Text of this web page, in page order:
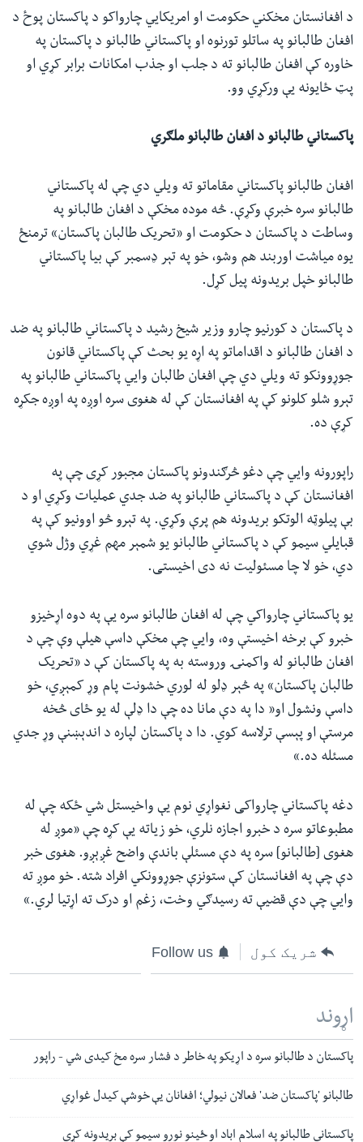
د افغانستان مخکني حکومت او امریکايي چارواکو د پاکستان پوځ د
افغان طالبانو په ساتلو تورنوه او پاکستاني طالبانو د پاکستان په
خاوره کې افغان طالبانو ته د جلب او جذب امکانات برابر کړي او
پټ ځایونه یې ورکړي‌ وو.
پاکستاني طالبانو د افغان طالبانو ملګري
افغان طالبانو پاکستاني‌ مقاماتو ته ویلي دي چې له پاکستاني
طالبانو سره خبرې وکړې. څه موده مخکې د افغان طالبانو په
وساطت د پاکستان د حکومت او «تحریک طالبان پاکستان» ترمنځ
یوه میاشت اوربند هم وشو، خو په تېر ډسمبر کې بیا پاکستاني
طالبانو خپل بریدونه پیل کړل.
د پاکستان د کورنیو چارو وزیر شیخ رشید د پاکستاني طالبانو په ضد
د افغان طالبانو د اقداماتو په اړه یو بحث کې پاکستاني قانون
جوړوونکو ته ویلي دي چې افغان طالبان وايي پاکستاني طالبانو په
تېرو شلو کلونو کې په افغانستان کې له هغوی سره اوږه په اوږه جکړه
کړې ده.
راپورونه وايي چې دغو څرګندونو پاکستان مجبور کړی چې په
افغانستان کې د پاکستاني طالبانو په ضد جدي عملیات وکړي‌ او د
بې پیلوټه الوتکو بریدونه هم پرې وکړي. په تېرو څو اوونیو کې په
قبایلي سیمو کې د پاکستاني طالبانو یو شمېر مهم غړي وژل شوي
دي،‌ خو لا چا مسئولیت نه دی اخیستی.
یو پاکستاني چارواکي چې له افغان طالبانو سره یې په دوه اړخیزو
خبرو کې برخه اخیستې وه، وايي چې مخکې داسې هیلې وې چې د
افغان طالبانو له واکمنۍ وروسته به په پاکستان کې د «تحریک
طالبان پاکستان» په څېر ډلو له لوري‌ خشونت پام وړ کمېږي، خو
داسې ونشول او« دا په دې مانا ده چې دا ډلې له یو ځای څخه
مرستې او پېسې ترلاسه کوي. دا د پاکستان لپاره د اندېښنې وړ جدي
مسئله ده.»
دغه پاکستاني چارواکی نغواړي نوم یې واخیستل شي ځکه چې له
مطبوعاتو سره د خبرو اجازه نلري، خو زیاته یې کړه چې «موږ له
هغوی [طالبانو] سره په دې مسئلې باندې واضح غږېږو. هغوی خبر
دې چې په افغانستان کې ستونزې جوړوونکي افراد شته. خو موږ ته
وايي چې دې قضیې ته رسیدګي وخت، زغم او درک ته اړتیا لري.»
شریک کول Follow us
اړوند
پاکستان د طالبانو سره د اړیکو په خاطر د فشار سره مخ کیدی شي - راپور
طالبانو 'پاکستان ضد' فعالان نیولي؛ افغانان یې خوشې کیدل غواړي
پاکستاني‌ طالبانو په اسلام اباد او ځينو نورو سیمو کې بریدونه کړي